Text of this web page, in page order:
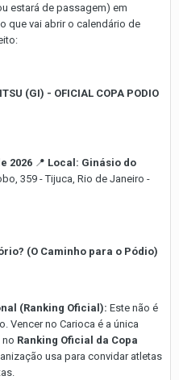
estará de passagem) em
que vai abrir o calendário de
(GI) - OFICIAL COPA PODIO
2026 📍 Local: Ginásio do
359 - Tijuca, Rio de Janeiro -
(O Caminho para o Pódio)
(Ranking Oficial): Este não é
Vencer no Carioca é a única
no Ranking Oficial da Copa
usa para convidar atletas